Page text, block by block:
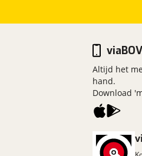
Altijd het
hand.
Download